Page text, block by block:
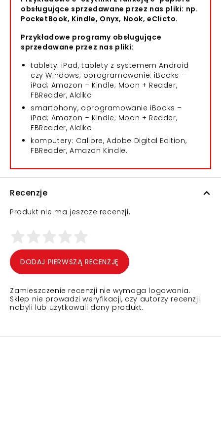
obsługujące sprzedawane przez nas pliki: np.
PocketBook, Kindle, Onyx, Nook, eClicto.
Przykładowe programy obsługujące
sprzedawane przez nas pliki:
tablety: iPad, tablety z systemem Android
czy Windows; oprogramowanie: iBooks –
iPad; Amazon – Kindle; Moon + Reader,
FBReader, Aldiko
smartphony, oprogramowanie iBooks –
iPad; Amazon – Kindle; Moon + Reader,
FBReader, Aldiko
komputery: Calibre, Adobe Digital Edition,
FBReader, Amazon Kindle.
Recenzje
Produkt nie ma jeszcze recenzji.
DODAJ PIERWSZĄ RECENZJĘ
Zamieszczenie recenzji nie wymaga logowania.
Sklep nie prowadzi weryfikacji, czy autorzy recenzji
nabyli lub użytkowali dany produkt.